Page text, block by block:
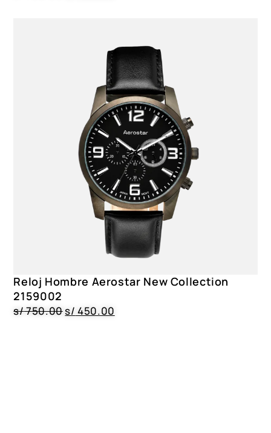
Reloj Hombre Aerostar New Collection
2159002
s/750.00s/ 450.00